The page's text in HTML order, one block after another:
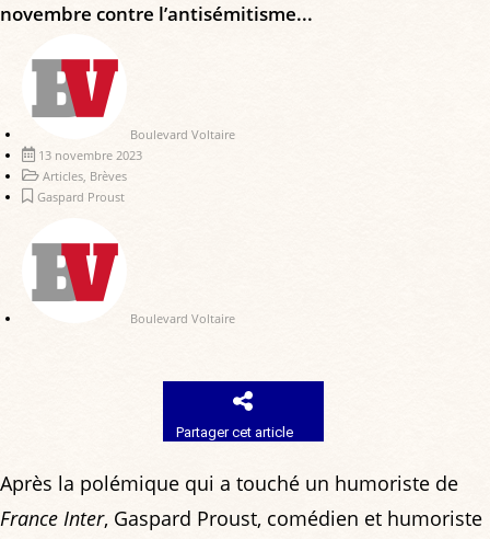
novembre contre l’antisémitisme...
Boulevard Voltaire
13 novembre 2023
Articles, Brèves
Gaspard Proust
Boulevard Voltaire
Partager cet article
Après la polémique qui a touché un humoriste de
France Inter, Gaspard Proust, comédien et humoriste